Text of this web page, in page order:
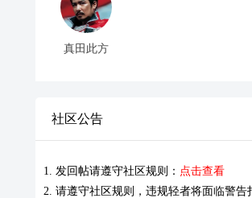
真田此方
社区公告
1. 发回帖请遵守社区规则： 点击查看
2. 请遵守社区规则，违规轻者将面临警告